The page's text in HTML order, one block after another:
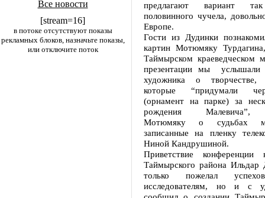
Все новости
[stream=16]
в потоке отсутствуют показы
рекламных блоков, назначьте показы,
или отключите поток
предлагают вариант
половинного чучела,
Европе.
Гости из Дудинки
картин Мотюмяку
Таймырском краеведческом
презентации мы услышали
художника о творчестве,
которые “придумали
(орнамент на парке) за
рождения Малевича”,
Мотюмяку о судьбах
записанные на пленку
Ниной Кандрушиной.
Приветствие конференции
Таймырского района
только пожелал
исследователям, но и с